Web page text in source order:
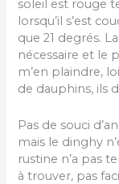
soleil est rouge
lorsqu’il s’est
que 21 degrés.
nécessaire et le
m’en plaindre,
de dauphins, ils
Pas de souci
mais le dinghy
rustine n’a pas
à trouver, pas